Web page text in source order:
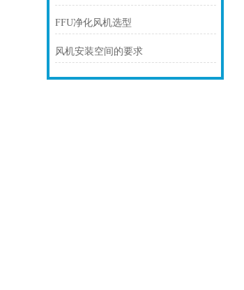
FFU净化风机选型
风机安装空间的要求